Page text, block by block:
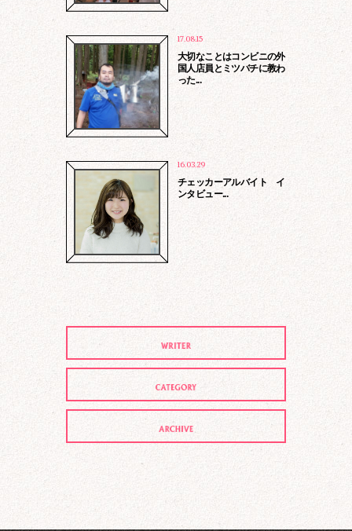
17.08.15
大切なことはコンビニの外
国人店員とミツバチに教わ
った...
16.03.29
チェッカーアルバイト イ
ンタビュー...